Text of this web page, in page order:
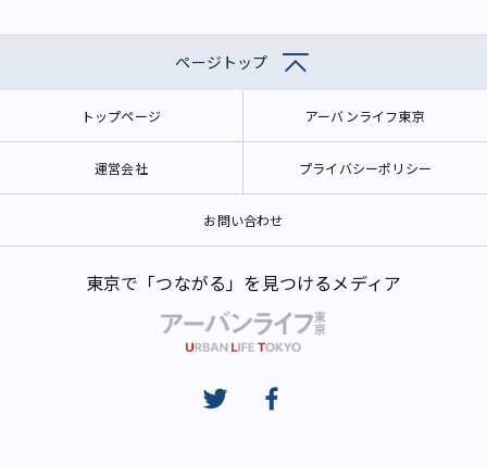
ページトップ
トップページ アーバンライフ東京
運営会社 プライバシーポリシー
お問い合わせ
東京で「つながる」を見つけるメディア